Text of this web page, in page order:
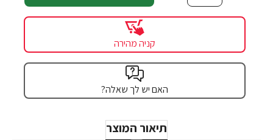
קניה מהירה
האם יש לך שאלה?
תיאור המוצר